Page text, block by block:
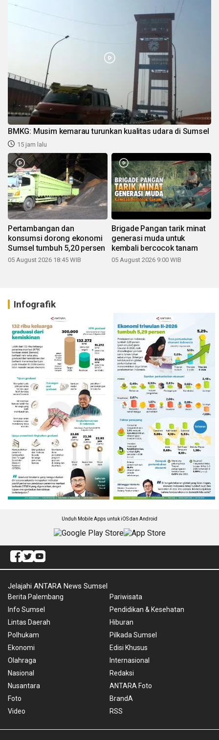
BMKG: Musim kemarau turunkan kualitas udara di Sumsel
15 jam lalu
Pertambangan dan
konsumsi dorong ekonomi
Sumsel tumbuh 5,20 persen
05 August 2026 18:45 WIB
Brigade Pangan tarik minat
generasi muda untuk
kembali bercocok tanam
05 August 2026 9:00 WIB
Infografik
Unduh Mobile Apps untuk iOS dan Android
Jelajahi ANTARA News Sumsel
Berita Palembang
Info Sumsel
Lintas Daerah
Polhukam
Ekonomi
Olahraga
Nasional
Nusantara
Foto
Video
Pariwisata
Pendidikan & Kesehatan
Hiburan
Pilkada Sumsel
Edisi Khusus
Internasional
Redaksi
ANTARA Foto
BrandA
RSS